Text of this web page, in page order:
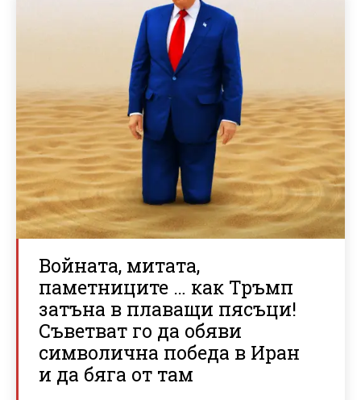
Войната, митата,
паметниците … как Тръмп
затъна в плаващи пясъци!
Съветват го да обяви
символична победа в Иран
и да бяга от там